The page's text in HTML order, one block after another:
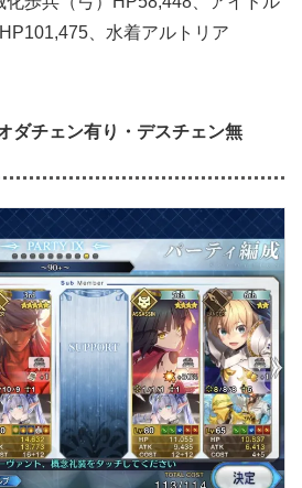
、水着アルトリア
ダチェン有り・デスチェン無